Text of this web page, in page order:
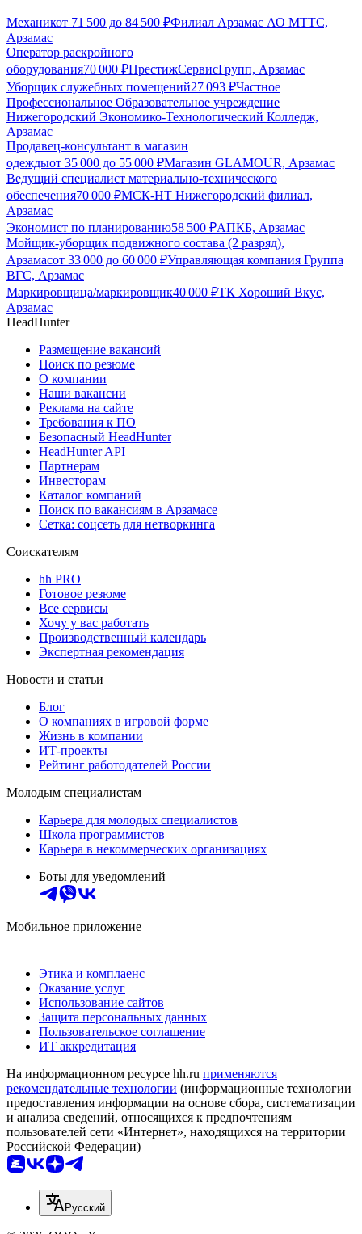
Механикот 71 500 до 84 500 ₽Филиал Арзамас АО МТТС,
Арзамас
Оператор раскройного
оборудования70 000 ₽ПрестижСервисГрупп, Арзамас
Уборщик служебных помещений27 093 ₽Частное
Профессиональное Образовательное учреждение
Нижегородский Экономико-Технологический Колледж,
Арзамас
Продавец-консультант в магазин
одеждыот 35 000 до 55 000 ₽Магазин GLAMOUR, Арзамас
Ведущий специалист материально-технического
обеспечения70 000 ₽МСК-НТ Нижегородский филиал,
Арзамас
Экономист по планированию58 500 ₽АПКБ, Арзамас
Мойщик-уборщик подвижного состава (2 разряд),
Арзамасот 33 000 до 60 000 ₽Управляющая компания Группа
ВГС, Арзамас
Маркировщица/маркировщик40 000 ₽ТК Хороший Вкус,
Арзамас
HeadHunter
Размещение вакансий
Поиск по резюме
О компании
Наши вакансии
Реклама на сайте
Требования к ПО
Безопасный HeadHunter
HeadHunter API
Партнерам
Инвесторам
Каталог компаний
Поиск по вакансиям в Арзамасе
Сетка: соцсеть для нетворкинга
Соискателям
hh PRO
Готовое резюме
Все сервисы
Хочу у вас работать
Производственный календарь
Экспертная рекомендация
Новости и статьи
Блог
О компаниях в игровой форме
Жизнь в компании
ИТ-проекты
Рейтинг работодателей России
Молодым специалистам
Карьера для молодых специалистов
Школа программистов
Карьера в некоммерческих организациях
Боты для уведомлений
Мобильное приложение
Этика и комплаенс
Оказание услуг
Использование сайтов
Защита персональных данных
Пользовательское соглашение
ИТ аккредитация
На информационном ресурсе hh.ru применяются
рекомендательные технологии (информационные технологии
предоставления информации на основе сбора, систематизации
и анализа сведений, относящихся к предпочтениям
пользователей сети «Интернет», находящихся на территории
Российской Федерации)
Русский